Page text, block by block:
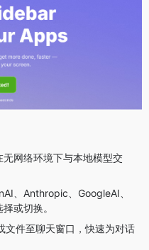
无网络环境下与本地模型交
、Anthropic、GoogleAI、
或切换。
文件至聊天窗口，快速为对话